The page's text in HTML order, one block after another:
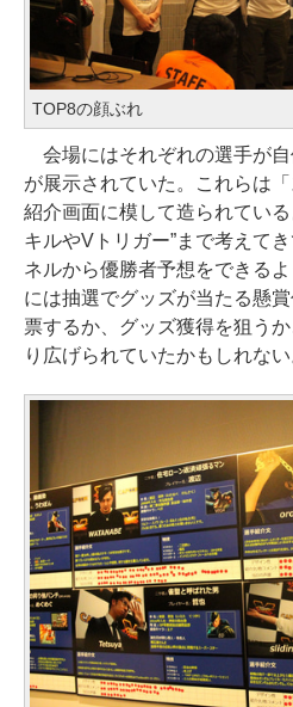
TOP8の顔ぶれ
会場にはそれぞれの選手が
が展示されていた。これらは
紹介画面に模して造られてい
キルやVトリガー”まで考えて
ネルから優勝者予想をできる
には抽選でグッズが当たる懸
票するか、グッズ獲得を狙う
り広げられていたかもしれない